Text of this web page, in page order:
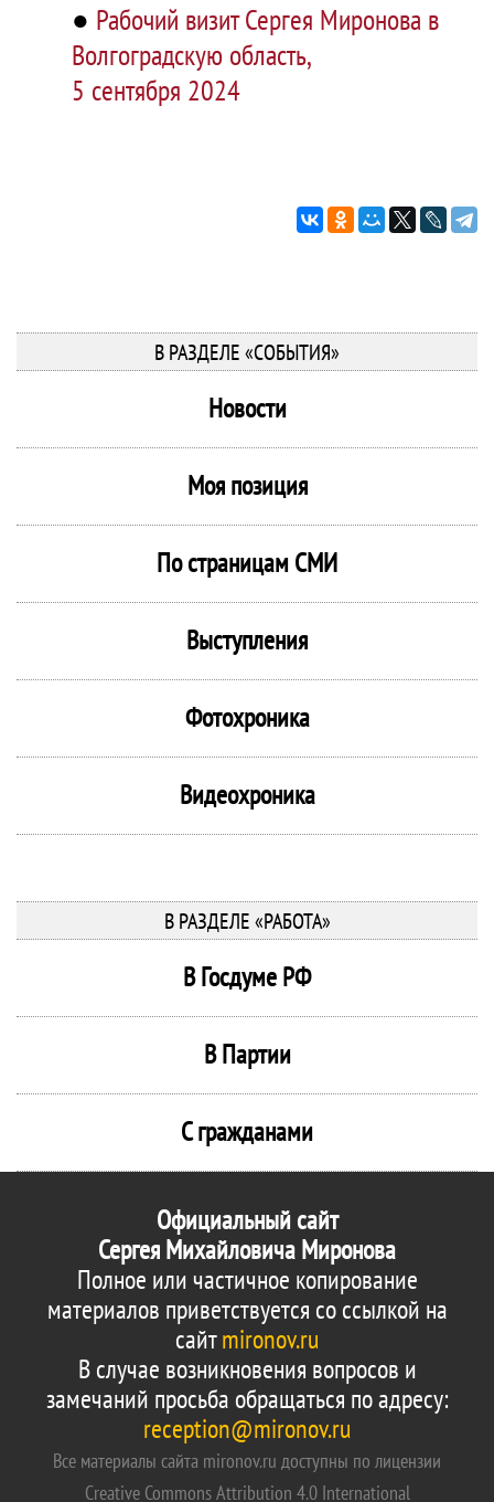
● Рабочий визит Сергея Миронова в
Волгоградскую область,
5 сентября 2024
В РАЗДЕЛЕ «СОБЫТИЯ»
Новости
Моя позиция
По страницам СМИ
Выступления
Фотохроника
Видеохроника
В РАЗДЕЛЕ «РАБОТА»
В Госдуме РФ
В Партии
С гражданами
Официальный сайт
Сергея Михайловича Миронова
Полное или частичное копирование
материалов приветствуется со ссылкой на
сайтmironov.ru
В случае возникновения вопросов и
замечаний просьба обращаться по адресу:
reception@mironov.ru
Все материалы сайта mironov.ru доступны по лицензии
Creative Commons Attribution 4.0 International